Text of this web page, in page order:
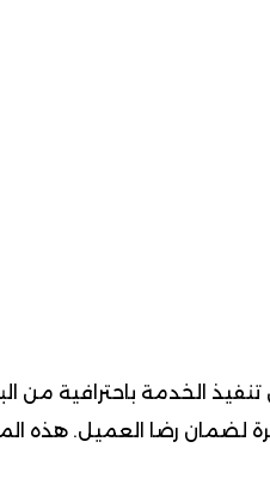
الخدمة باحترافية من
لضمان رضا العميل. هذه